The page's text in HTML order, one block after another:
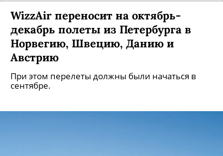
WizzAir переносит на октябрь-
декабрь полеты из Петербурга в
Норвегию, Швецию, Данию и
Австрию
При этом перелеты должны были начаться в
сентябре.